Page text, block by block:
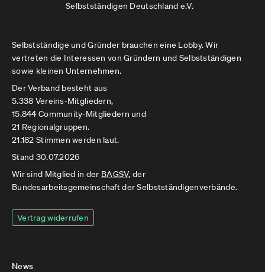
Selbstständigen Deutschland e.V.
Selbstständige und Gründer brauchen eine Lobby. Wir
vertreten die Interessen von Gründern und Selbstständigen
sowie kleinen Unternehmen.
Der Verband besteht aus
5.338 Vereins-Mitgliedern,
15.844 Community-Mitgliedern und
21 Regionalgruppen.
21.182 Stimmen werden laut.
Stand 30.07.2026
Wir sind Mitglied in der BAGSV, der
Bundesarbeitsgemeinschaft der Selbstständigenverbände.
Vertrag widerrufen
News